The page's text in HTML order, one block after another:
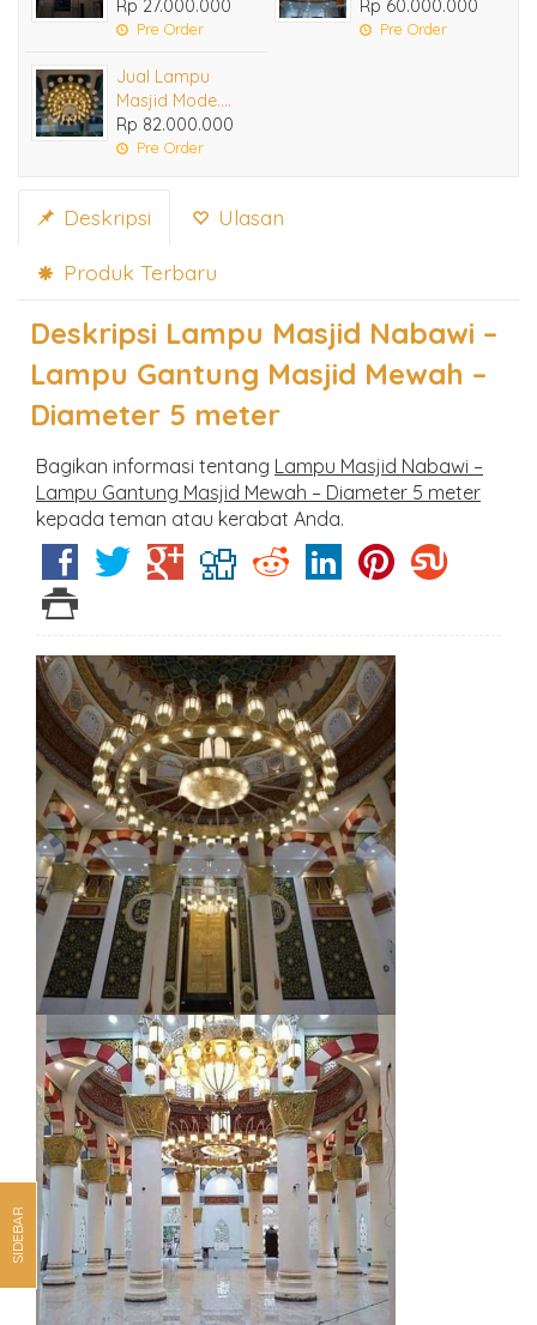
Rp 27.000.000
Pre Order
Rp 60.000.000
Pre Order
Jual Lampu
Masjid Mode....
Rp 82.000.000
Pre Order
Deskripsi Ulasan
Produk Terbaru
Deskripsi Lampu Masjid Nabawi –
Lampu Gantung Masjid Mewah –
Diameter 5 meter
Bagikan informasi tentang Lampu Masjid Nabawi –
Lampu Gantung Masjid Mewah – Diameter 5 meter
kepada teman atau kerabat Anda.
SIDEBAR